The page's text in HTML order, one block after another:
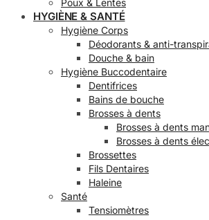
Poux & Lentes
HYGIÈNE & SANTÉ
Hygiène Corps
Déodorants & anti-
Douche & bain
Hygiène Buccodentaire
Dentifrices
Bains de bouche
Brosses à dents
Brosses à dents
Brosses à dents
Brossettes
Fils Dentaires
Haleine
Santé
Tensiomètres